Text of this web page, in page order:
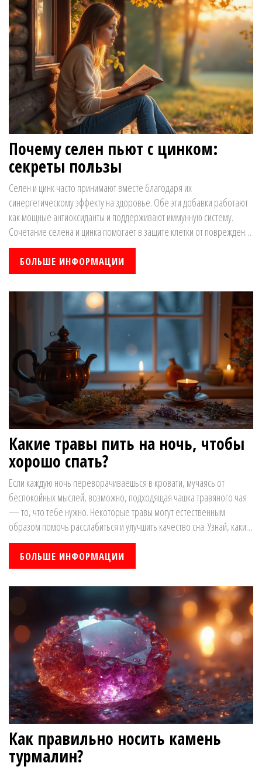
волшебных обещаний и развесистой рекламы.
Почему селен пьют с цинком:
секреты пользы
Селен и цинк часто принимают вместе благодаря их
синергетическому эффекту на здоровье. Обе эти добавки работают
как мощные антиоксиданты и поддерживают иммунную систему.
Сочетание селена и цинка помогает в защите клетки от повреждений
и улучшает общее самочувствие. Узнайте, почему это сочетание так
популярно и как оно может быть полезно вам.
БОЛЬШЕ ИНФОРМАЦИИ
Какие травы пить на ночь, чтобы
хорошо спать?
Если каждую ночь переворачиваешься в кровати, мучаясь от
беспокойных мыслей, возможно, подходящая чашка травяного чая
— то, что тебе нужно. Некоторые травы могут естественным
образом помочь расслабиться и улучшить качество сна. Узнай, какие
из них обладают успокаивающими свойствами и как они могут
помочь тебе лучше отдыхать. В статье обсуждаются полезные травы
и предлагаются практические советы по их использованию.
БОЛЬШЕ ИНФОРМАЦИИ
Как правильно носить камень
турмалин?